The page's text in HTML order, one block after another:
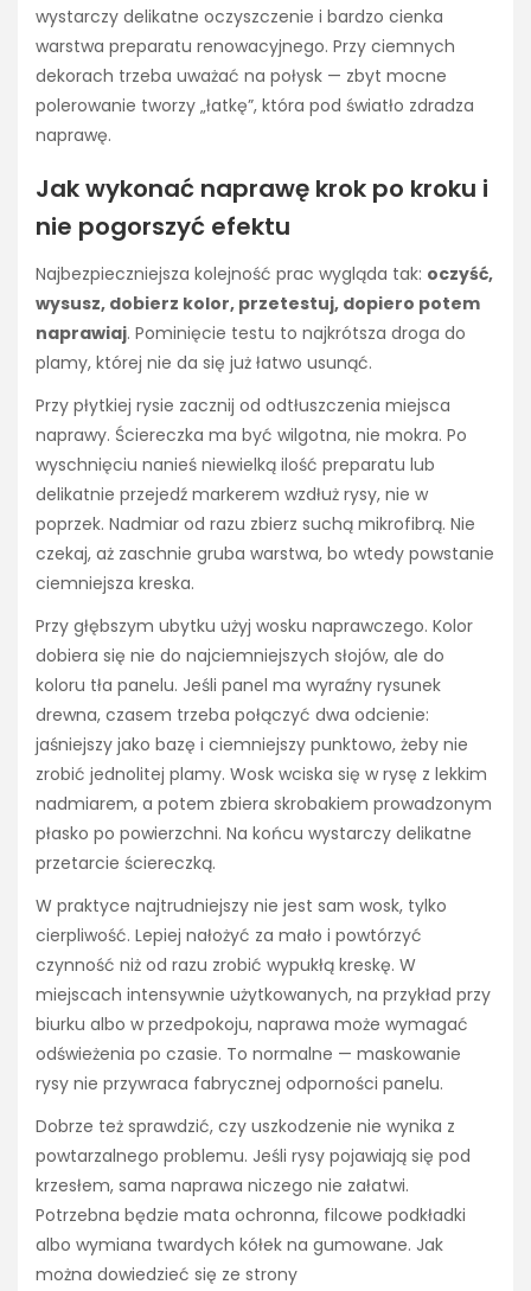
wystarczy delikatne oczyszczenie i bardzo cienka
warstwa preparatu renowacyjnego. Przy ciemnych
dekorach trzeba uważać na połysk — zbyt mocne
polerowanie tworzy „łatkę”, która pod światło zdradza
naprawę.
Jak wykonać naprawę krok po kroku i
nie pogorszyć efektu
Najbezpieczniejsza kolejność prac wygląda tak: oczyść,
wysusz, dobierz kolor, przetestuj, dopiero potem
naprawiaj. Pominięcie testu to najkrótsza droga do
plamy, której nie da się już łatwo usunąć.
Przy płytkiej rysie zacznij od odtłuszczenia miejsca
naprawy. Ściereczka ma być wilgotna, nie mokra. Po
wyschnięciu nanieś niewielką ilość preparatu lub
delikatnie przejedź markerem wzdłuż rysy, nie w
poprzek. Nadmiar od razu zbierz suchą mikrofibrą. Nie
czekaj, aż zaschnie gruba warstwa, bo wtedy powstanie
ciemniejsza kreska.
Przy głębszym ubytku użyj wosku naprawczego. Kolor
dobiera się nie do najciemniejszych słojów, ale do
koloru tła panelu. Jeśli panel ma wyraźny rysunek
drewna, czasem trzeba połączyć dwa odcienie:
jaśniejszy jako bazę i ciemniejszy punktowo, żeby nie
zrobić jednolitej plamy. Wosk wciska się w rysę z lekkim
nadmiarem, a potem zbiera skrobakiem prowadzonym
płasko po powierzchni. Na końcu wystarczy delikatne
przetarcie ściereczką.
W praktyce najtrudniejszy nie jest sam wosk, tylko
cierpliwość. Lepiej nałożyć za mało i powtórzyć
czynność niż od razu zrobić wypukłą kreskę. W
miejscach intensywnie użytkowanych, na przykład przy
biurku albo w przedpokoju, naprawa może wymagać
odświeżenia po czasie. To normalne — maskowanie
rysy nie przywraca fabrycznej odporności panelu.
Dobrze też sprawdzić, czy uszkodzenie nie wynika z
powtarzalnego problemu. Jeśli rysy pojawiają się pod
krzesłem, sama naprawa niczego nie załatwi.
Potrzebna będzie mata ochronna, filcowe podkładki
albo wymiana twardych kółek na gumowane. Jak
można dowiedzieć się ze strony